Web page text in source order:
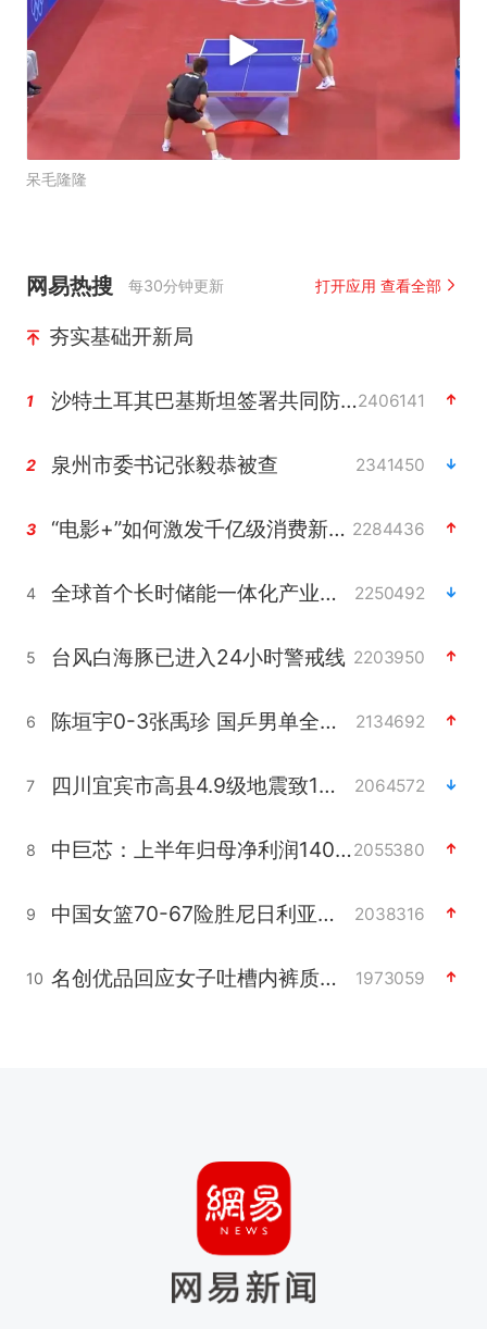
呆毛隆隆
网易热搜 每30分钟更新 打开应用 查看全部
夯实基础开新局
1 沙特土耳其巴基斯坦签署共同防务协议2406141
2 泉州市委书记张毅恭被查 2341450
3 “电影+”如何激发千亿级消费新活力？ 2284436
4 全球首个长时储能一体化产业园量产 2250492
5 台风白海豚已进入24小时警戒线 2203950
6 陈垣宇0-3张禹珍 国乒男单全军覆没 2134692
7 四川宜宾市高县4.9级地震致1人死亡 2064572
8 中巨芯：上半年归母净利润1405.77万元2055380
9 中国女篮70-67险胜尼日利亚女篮 2038316
10 名创优品回应女子吐槽内裤质量差 1973059